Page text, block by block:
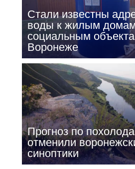
Стали известны
воды к жилым
социальным
Воронеже
Прогноз по
отменили
синоптики